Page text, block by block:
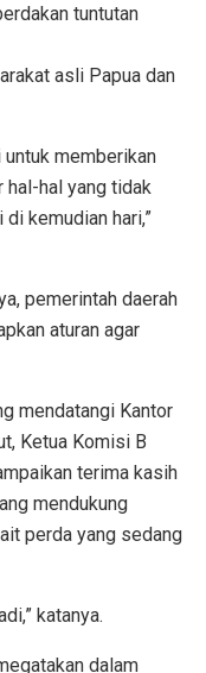
tuntutan
asli Papua dan
memberikan
hal-hal yang tidak
kemudian hari,”
pemerintah daerah
aturan agar
mendatangi Kantor
Ketua Komisi B
terima kasih
mendukung
perda yang sedang
katanya.
dalam